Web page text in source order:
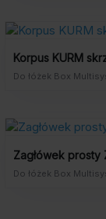
Korpus KURM
Do łóżek Box
Zagłówek prosty
Do łóżek Box